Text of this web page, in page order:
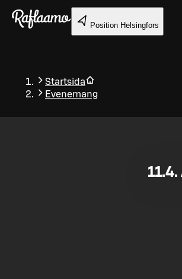
Gå till huvudinnehållet
Position Helsingfors
Startsida
Evenemang
Tillbaka